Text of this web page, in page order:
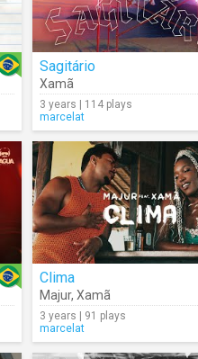
Sagitário
Xamã
3 years | 114 plays
marcelat
Clima
Majur, Xamã
3 years | 91 plays
marcelat